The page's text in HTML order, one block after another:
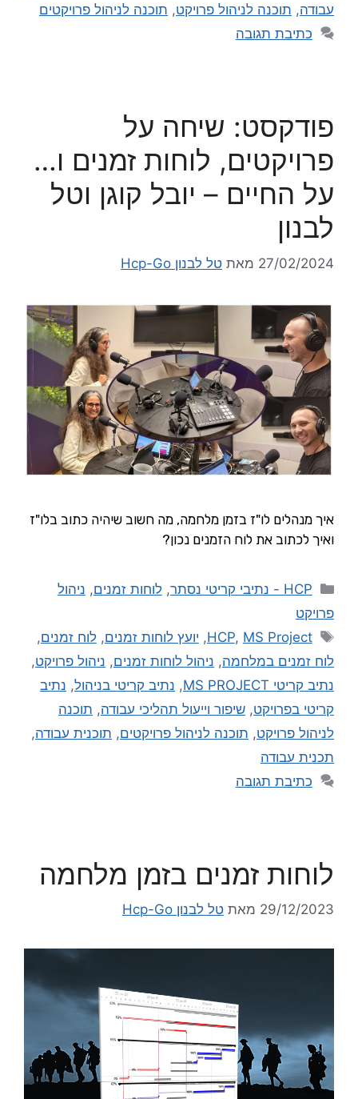
עבודה, תוכנה לניהול פרויקט, תוכנה לניהול פרויקטים
כתיבת תגובה
פודקסט: שיחה על
פרויקטים, לוחות זמנים ו…
על החיים – יובל קוגן וטל
לבנון
27/02/2024 מאת טל לבנון Hcp-Go
איך מנהלים לו"ז בזמן מלחמה, מה חשוב שיהיה כתוב בלו"ז
ואיך לכתוב את לוח הזמנים נכון?
HCP - נתיבי קריטי נסתר ,לוחות זמנים, ניהול
פרויקט
HCP, MS Project
, יועץ לוחות זמנים,לוח זמנים,
לוח זמנים במלחמה, ניהול לוחות זמנים, ניהול פרויקט,
נתיב קריטי MS PROJECT
, נתיב קריטי בניהול, נתיב
קריטי בפרויקט, שיפור וייעול תהליכי עבודה, תוכנה
לניהול פרויקט, תוכנה לניהול פרויקטים, תוכנית עבודה,
תכנית עבודה
כתיבת תגובה
לוחות זמנים בזמן מלחמה
29/12/2023 מאת טל לבנון Hcp-Go